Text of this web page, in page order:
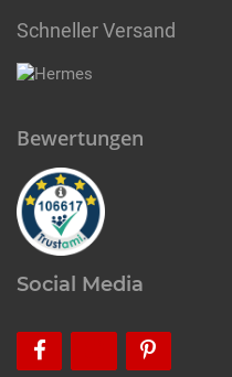
Schneller Versand
Bewertungen
Social Media